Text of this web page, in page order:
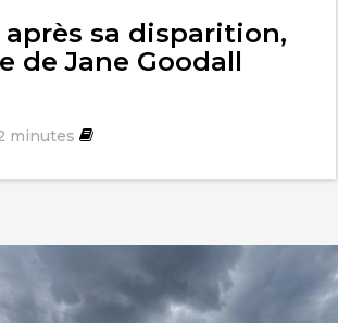
après sa disparition,
de Jane Goodall
minutes